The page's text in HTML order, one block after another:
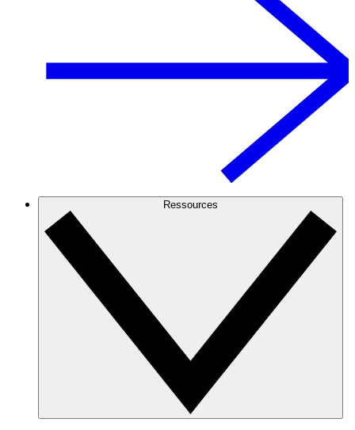
Ressources